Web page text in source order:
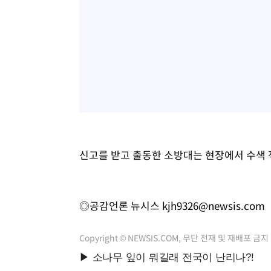
신고를 받고 출동한 소방대는 현장에서 수색
◎공감언론 뉴시스 kjh9326@newsis.com
Copyright © NEWSIS.COM, 무단 전재 및 재배포 금지